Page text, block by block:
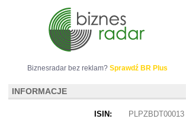
Biznesradar bez reklam? Sprawdź BR Plus
INFORMACJE
ISIN:
PLPZBDT00013